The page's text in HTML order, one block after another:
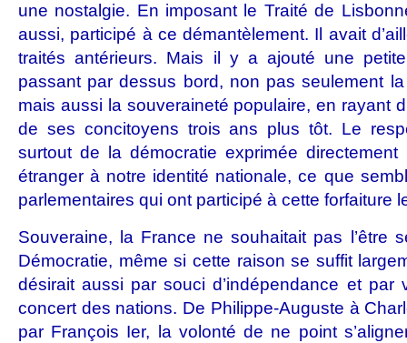
une nostalgie. En imposant le Traité de
aussi, participé à ce démantèlement. Il avait
traités antérieurs. Mais il y a ajouté une
passant par dessus bord, non pas seulement
mais aussi la souveraineté populaire, en rayant
de ses concitoyens trois ans plus tôt. Le
surtout de la démocratie exprimée
étranger à notre identité nationale, ce que
parlementaires qui ont participé à cette forfaiture
Souveraine, la France ne souhaitait pas l’être
Démocratie, même si cette raison se suffit
désirait aussi par souci d’indépendance et par
concert des nations. De Philippe-Auguste à
par François Ier, la volonté de ne point